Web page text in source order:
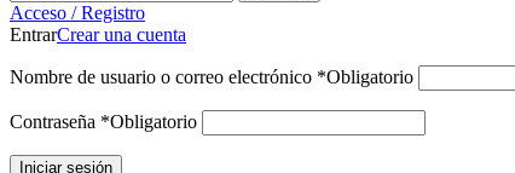
Acceso / Registro
EntrarCrear una cuenta
Nombre de usuario o correo electrónico *Obligatorio
Contraseña *Obligatorio
Iniciar sesión